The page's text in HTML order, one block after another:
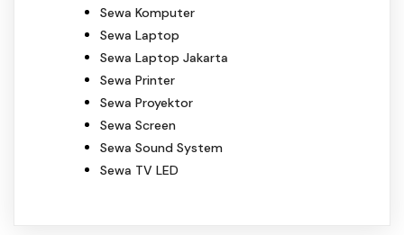
Sewa Komputer
Sewa Laptop
Sewa Laptop Jakarta
Sewa Printer
Sewa Proyektor
Sewa Screen
Sewa Sound System
Sewa TV LED